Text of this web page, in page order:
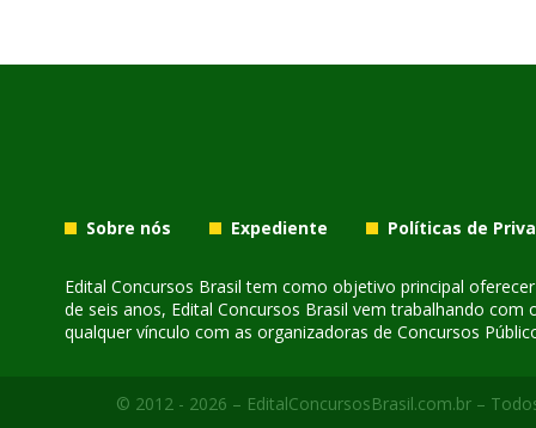
Sobre nós Expediente Políticas de
Edital Concursos Brasil tem como objetivo principal
de seis anos, Edital Concursos Brasil vem trabalhando
qualquer vínculo com as organizadoras de Concursos
© 2012 - 2026 – EditalConcursosBrasil.com.br –